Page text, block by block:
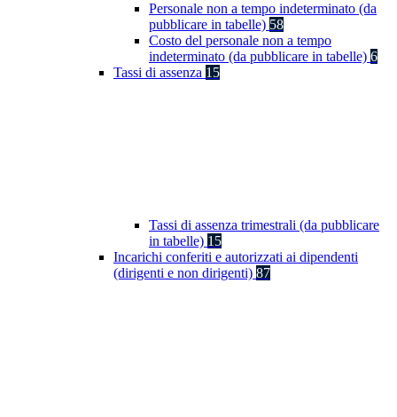
Personale non a tempo indeterminato (da
pubblicare in tabelle) 58
Costo del personale non a tempo
indeterminato (da pubblicare in tabelle) 6
Tassi di assenza 15
Tassi di assenza trimestrali (da pubblicare
in tabelle) 15
Incarichi conferiti e autorizzati ai dipendenti
(dirigenti e non dirigenti) 87